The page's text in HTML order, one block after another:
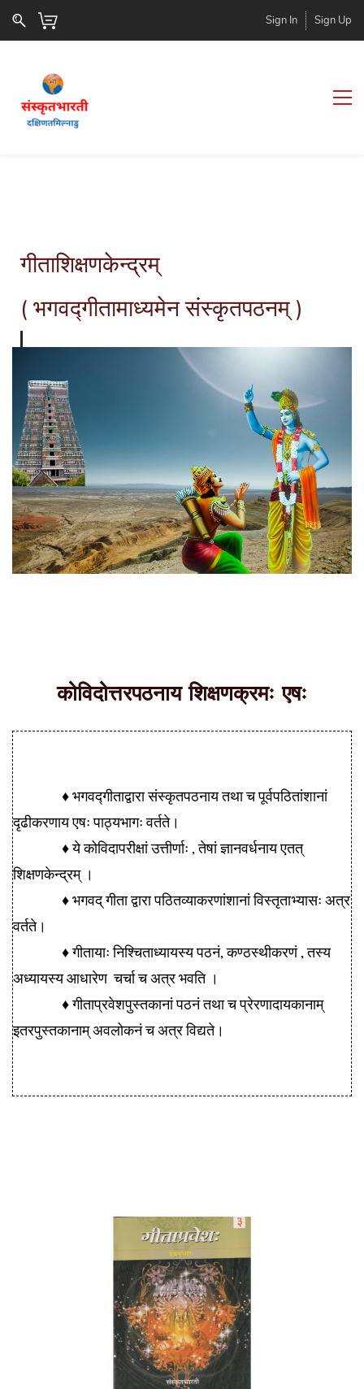
Sign In Sign Up
गीताशिक्षणकेन्द्रम्
( भगवद्गीतामाध्यमेन संस्कृतपठनम् )
कोविदोत्तरपठनाय शिक्षणक्रमः एषः
♦ भगवद्गीताद्वारा संस्कृतपठनाय तथा च पूर्वपठितांशानां
दृढीकरणाय एषः पाठ्यभागः वर्तते।
♦ ये कोविदापरीक्षां उत्तीर्णाः , तेषां ज्ञानवर्धनाय एतत्
शिक्षणकेन्द्रम् ।
♦ भगवद् गीता द्वारा पठितव्याकरणांशानां विस्तृताभ्यासः अत्र
वर्तते।
♦ गीतायाः निश्चिताध्यायस्य पठनं, कण्ठस्थीकरणं , तस्य
अध्यायस्य आधारेण चर्चा च अत्र भवति ।
♦ गीताप्रवेशपुस्तकानां पठनं तथा च प्रेरणादायकानाम्
इतरपुस्तकानाम् अवलोकनं च अत्र विद्यते।